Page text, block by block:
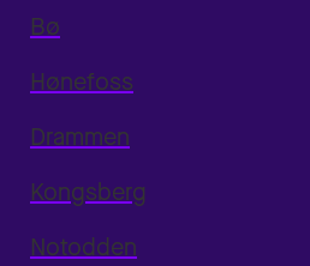
Bø
Hønefoss
Drammen
Kongsberg
Notodden